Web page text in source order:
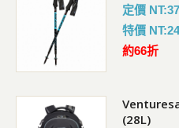
定價
特價
約66折
(28L)